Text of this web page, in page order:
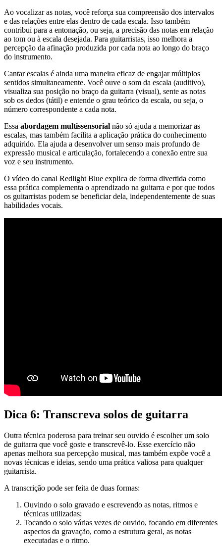
Ao vocalizar as notas, você reforça sua compreensão dos intervalos
e das relações entre elas dentro de cada escala. Isso também
contribui para a entonação, ou seja, a precisão das notas em relação
ao tom ou à escala desejada. Para guitarristas, isso melhora a
percepção da afinação produzida por cada nota ao longo do braço
do instrumento.
Cantar escalas é ainda uma maneira eficaz de engajar múltiplos
sentidos simultaneamente. Você ouve o som da escala (auditivo),
visualiza sua posição no braço da guitarra (visual), sente as notas
sob os dedos (tátil) e entende o grau teórico da escala, ou seja, o
número correspondente a cada nota.
Essa abordagem multissensorial não só ajuda a memorizar as
escalas, mas também facilita a aplicação prática do conhecimento
adquirido. Ela ajuda a desenvolver um senso mais profundo de
expressão musical e articulação, fortalecendo a conexão entre sua
voz e seu instrumento.
O vídeo do canal Redlight Blue explica de forma divertida como
essa prática complementa o aprendizado na guitarra e por que todos
os guitarristas podem se beneficiar dela, independentemente de suas
habilidades vocais.
Dica 6: Transcreva solos de guitarra
Outra técnica poderosa para treinar seu ouvido é escolher um solo
de guitarra que você goste e transcrevê-lo. Esse exercício não
apenas melhora sua percepção musical, mas também expõe você a
novas técnicas e ideias, sendo uma prática valiosa para qualquer
guitarrista.
A transcrição pode ser feita de duas formas:
Ouvindo o solo gravado e escrevendo as notas, ritmos e
técnicas utilizadas;
Tocando o solo várias vezes de ouvido, focando em diferentes
aspectos da gravação, como a estrutura geral, as notas
executadas e o ritmo.